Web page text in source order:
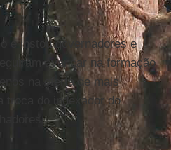
e instou governadores e
avançar na formação
na oferta de mais
troca do indexador do